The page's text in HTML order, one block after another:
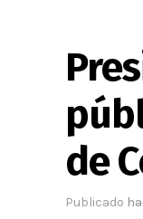
de
Publicado